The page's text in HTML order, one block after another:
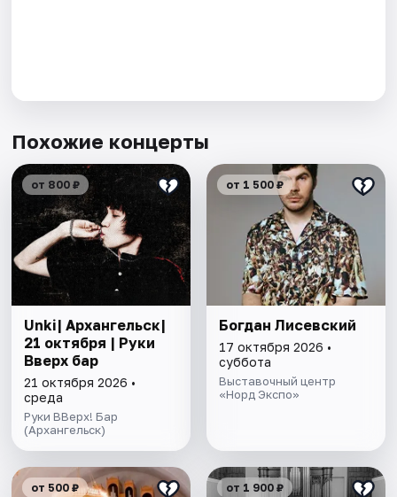
Похожие концерты
от 800 ₽
Unki| Архангельск|
21 октября | Руки
Вверх бар
21 октября 2026 •
среда
Руки ВВерх! Бар
(Архангельск)
от 1 500 ₽
Богдан Лисевский
17 октября 2026 •
суббота
Выставочный центр
«Норд Экспо»
от 500 ₽ от 1 900 ₽